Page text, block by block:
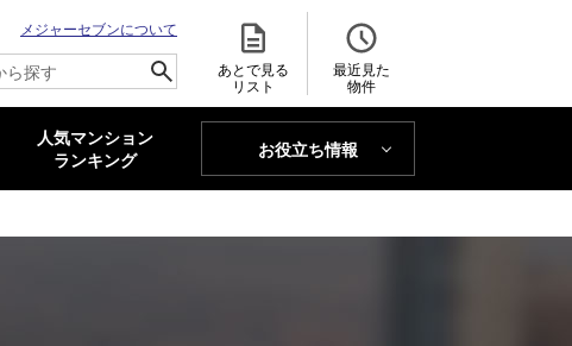
メジャーセブンについて
あとで見る
リスト
最近見た
物件
人気マンション
ランキング
お役立ち情報
MAJOR'S BLOG